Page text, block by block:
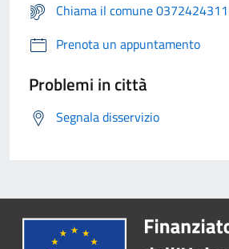
Chiama il comune 0372424311
Prenota un appuntamento
Problemi in città
Segnala disservizio